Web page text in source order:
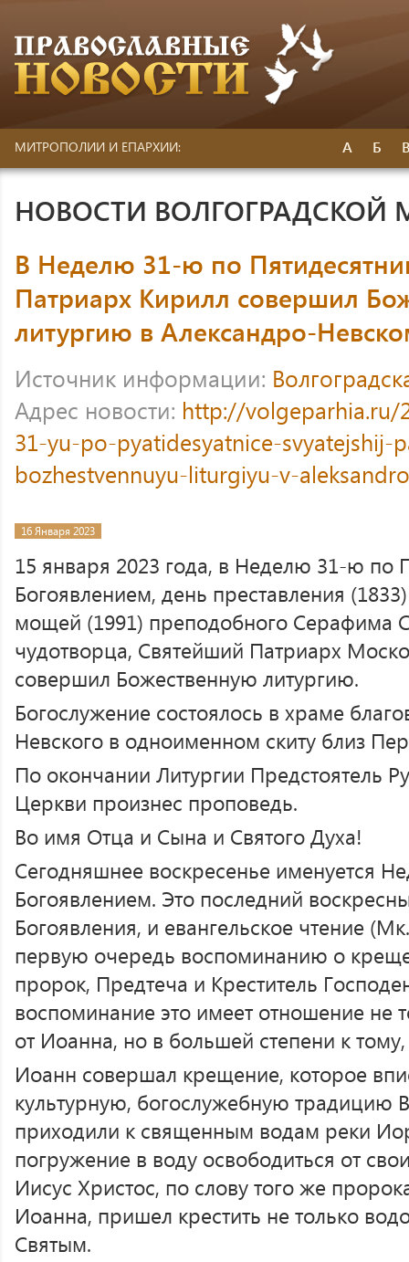
МИТРОПОЛИИ И ЕПАРХИИ: А Б
НОВОСТИ
В Неделю 31-ю по
Патриарх Кирилл совершил
литургию в Александро-
Источник информации:
Адрес новости: http://volgeparhia.ru/
31-yu-po-pyatidesyatnice-svyatejshij-
bozhestvennuyu-liturgiyu-v-
16 Января 2023
15 января 2023 года, в Неделю 31-ю по
Богоявлением, день преставления
мощей (1991) преподобного Серафима
чудотворца, Святейший Патриарх
совершил Божественную литургию.
Богослужение состоялось в храме
Невского в одноименном скиту близ
По окончании Литургии Предстоятель
Церкви произнес проповедь.
Во имя Отца и Сына и Святого Духа!
Сегодняшнее воскресенье именуется
Богоявлением. Это последний
Богоявления, и евангельское чтение
первую очередь воспоминанию о
пророк, Предтеча и Креститель
воспоминание это имеет отношение
от Иоанна, но в большей степени к
Иоанн совершал крещение, которое
культурную, богослужебную традицию
приходили к священным водам реки
погружение в воду освободиться от
Иисус Христос, по слову того же
Иоанна, пришел крестить не только
Святым.